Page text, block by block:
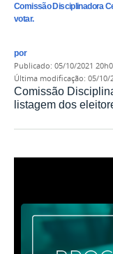
Comissão Disciplinadora
votar.
por
publicado: 05/10/2021
última modificação: 05/10/
Comissão
listagem dos